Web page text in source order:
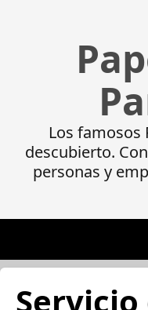
Los famosos
descubierto.
personas y
Servicio